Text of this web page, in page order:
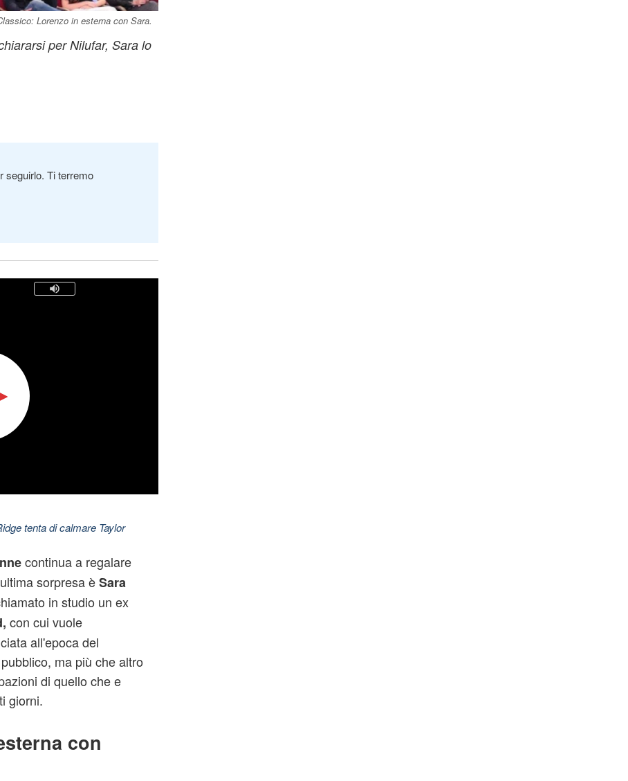
Lorenzo in esterna con Sara.
per Nilufar, Sara lo
seguirlo. Ti terremo
tenta di calmare Taylor
continua a regalare
sorpresa èSara
in studio un ex
con cui vuole
all'epoca del
ma più che altro
di quello che e
giorni.
con